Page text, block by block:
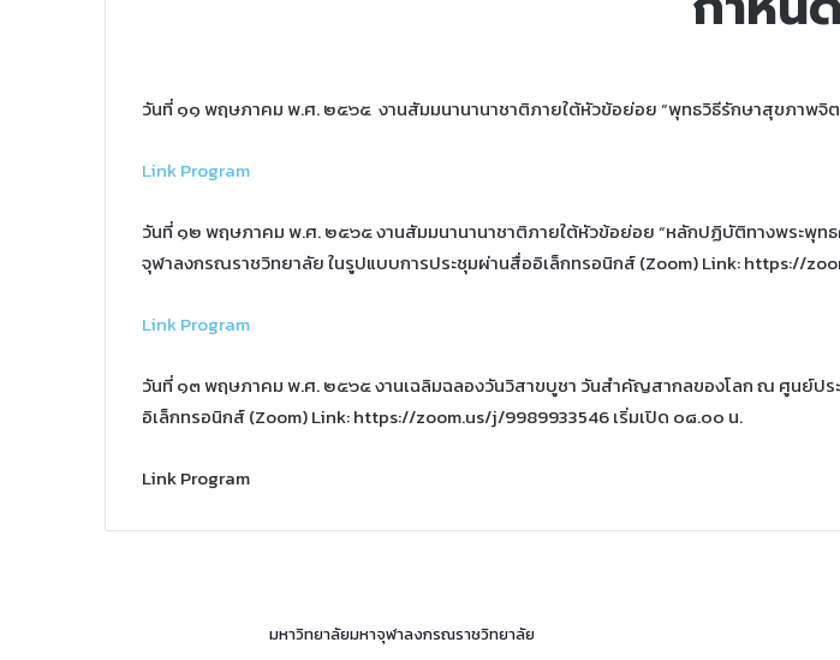
วันที่ ๑๑ พฤษภาคม พ.ศ. ๒๕๖๕ งานสัมมนานานาชาติภายใต้หัวข้อย่อย “พุทธวิธีรักษาสุขภาพจิ
Link Program
วันที่ ๑๒ พฤษภาคม พ.ศ. ๒๕๖๕ งานสัมมนานานาชาติภายใต้หัวข้อย่อย “หลักปฏิบัติทางพระพุท
จุฬาลงกรณราชวิทยาลัย ในรูปแบบการประชุมผ่านสื่ออิเล็กทรอนิกส์ (Zoom) Link: https://
Link Program
วันที่ ๑๓ พฤษภาคม พ.ศ. ๒๕๖๕ งานเฉลิมฉลองวันวิสาขบูชา วันสำคัญสากลของโลก ณ ศูนย์ปร
อิเล็กทรอนิกส์ (Zoom) Link: https://zoom.us/j/9989933546 เริ่มเปิด ๐๘.๐๐ น.
Link Program
มหาวิทยาลัยมหาจุฬาลงกรณราชวิทยาลัย